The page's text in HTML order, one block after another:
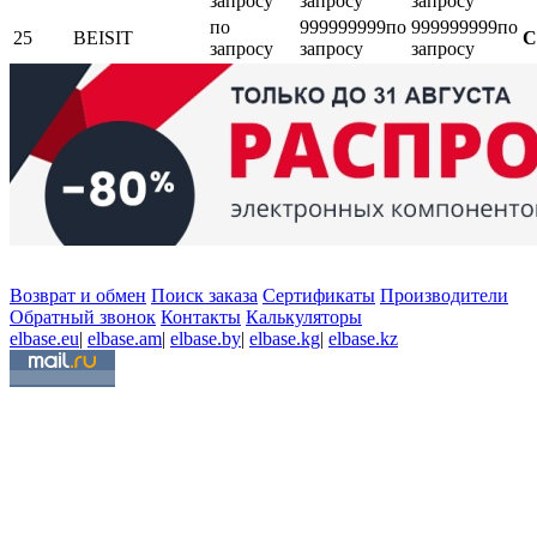
25
BEISIT
по
запросу
999999999по
запросу
999999999по
запросу
Возврат и обмен Поиск заказа Сертификаты Производители
Обратный звонок Контакты Калькуляторы
elbase.eu| elbase.am| elbase.by| elbase.kg| elbase.kz